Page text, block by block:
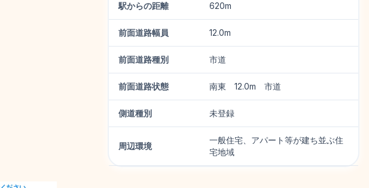
駅からの距離 620m
前面道路幅員 12.0m
前面道路種別 市道
前面道路状態 南東 12.0m 市道
側道種別 未登録
周辺環境
一般住宅、アパート等が建ち並ぶ住
宅地域